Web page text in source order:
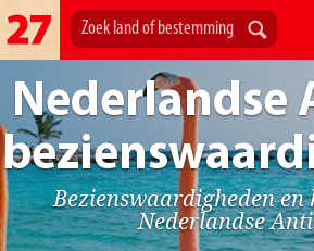
Nederlandse
Bezienswaardigheden
Nederlandse